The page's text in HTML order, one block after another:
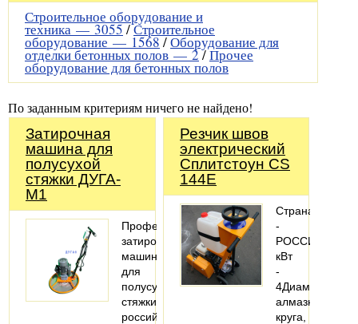
Строительное оборудование и
техника —3055/Строительное
оборудование — 1568/Оборудование для
отделки бетонных полов —2/Прочее
оборудование для бетонных полов
По заданным критериям ничего не найдено!
Затирочная
машина для
полусухой
стяжки ДУГА-
М1
Профессиональная
затирочная
машина
для
полусухой
стяжки
российского
Резчик швов
электрический
Сплитстоун CS
144E
Страна
-
кВт
-
4Диаметр
алмазного
круга,